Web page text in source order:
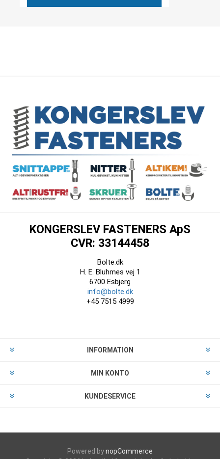
KONGERSLEV FASTENERS ApS
CVR: 33144458
Bolte.dk
H. E. Bluhmes vej 1
6700 Esbjerg
info@bolte.dk
+45 7515 4999
INFORMATION
MIN KONTO
KUNDESERVICE
Powered bynopCommerce